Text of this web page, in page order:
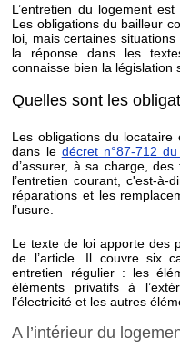
L’entretien du logement
Les obligations du bailleur
loi, mais certaines
la réponse dans les
connaisse bien la législation
Quelles sont les
Les obligations du locataire
dans le décret n°87-712
d’assurer, à sa charge,
l’entretien courant, c'est-à-
réparations et les
l’usure.
Le texte de loi apporte des
de l’article. Il couvre six
entretien régulier : les
éléments privatifs à
l’électricité et les autres
A l’intérieur du